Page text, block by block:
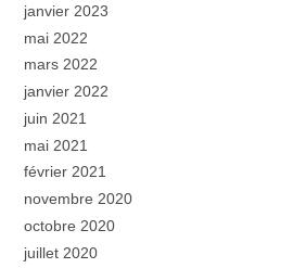
janvier 2023
mai 2022
mars 2022
janvier 2022
juin 2021
mai 2021
février 2021
novembre 2020
octobre 2020
juillet 2020